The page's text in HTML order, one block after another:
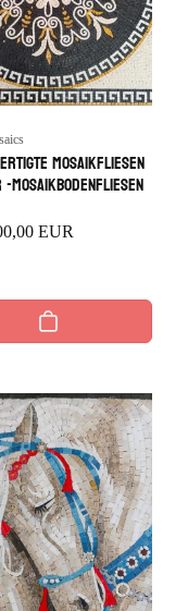
Mosaikfliesen
Mosaikbodenfliesen
EUR